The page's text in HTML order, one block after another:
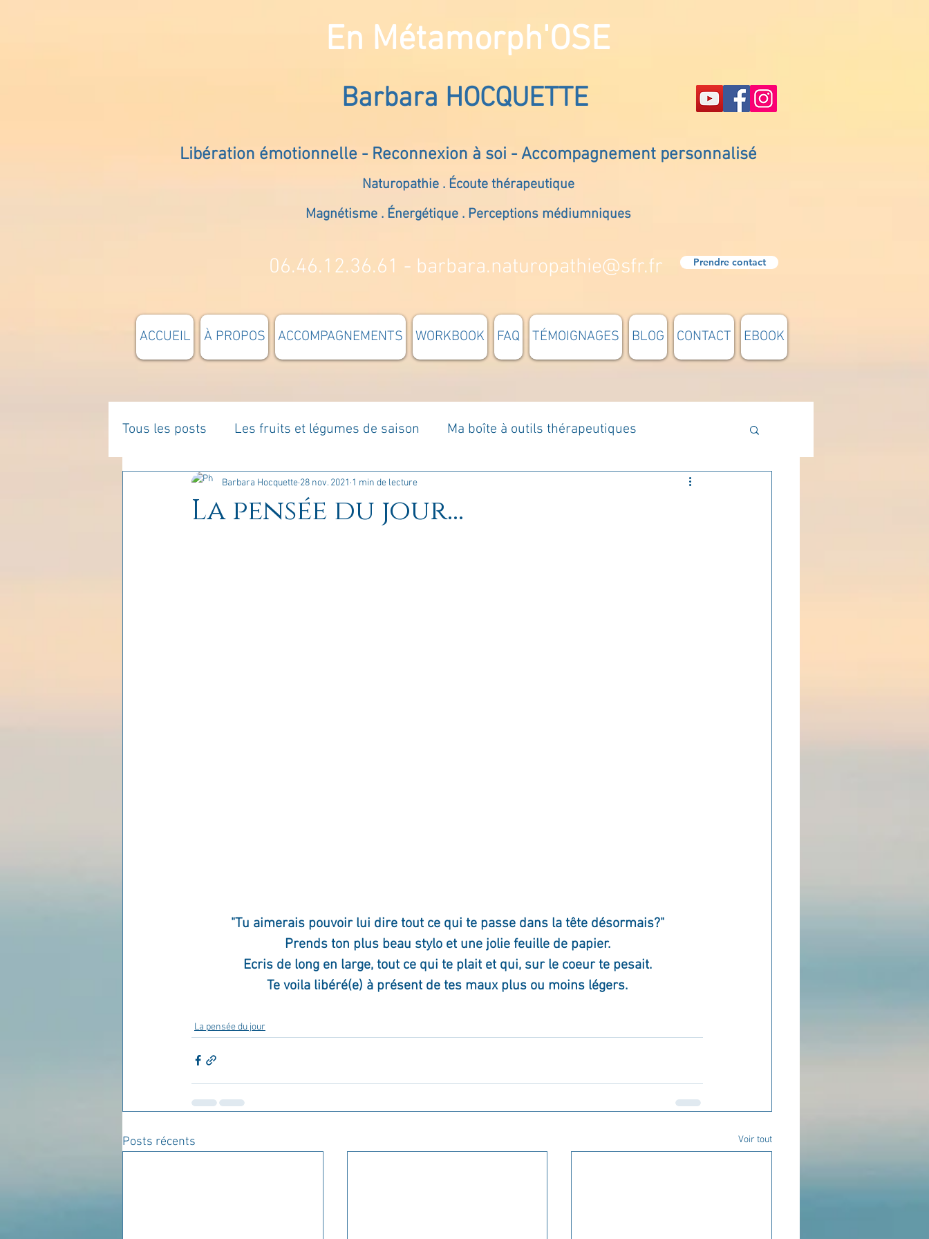
En Métamorph'OSE
Barbara HOCQUETTE
Libération émotionnelle - Reconnexion à soi - Accompagnement personnalisé
Naturopathie . Écoute thérapeutique
Magnétisme . Énergétique . Perceptions médiumniques
06.46.12.36.61 - barbara.naturopathie@sfr.fr Prendre contact
ACCUEIL À PROPOS ACCOMPAGNEMENTS WORKBOOK FAQ TÉMOIGNAGES BLOG CONTACT EBOOK
Tous les posts Les fruits et légumes de saison Ma boîte à outils thérapeutiques
La parentalité De vous à moi... Rome : voyage Méthodologie
La pensée du jour...
Barbara Hocquette 28 nov. 2021 1 min de lecture
"Tu aimerais pouvoir lui dire tout ce qui te passe dans la tête désormais?"
Prends ton plus beau stylo et une jolie feuille de papier.
Ecris de long en large, tout ce qui te plait et qui, sur le coeur te pesait.
Te voila libéré(e) à présent de tes maux plus ou moins légers.
La pensée du jour
Posts récents Voir tout